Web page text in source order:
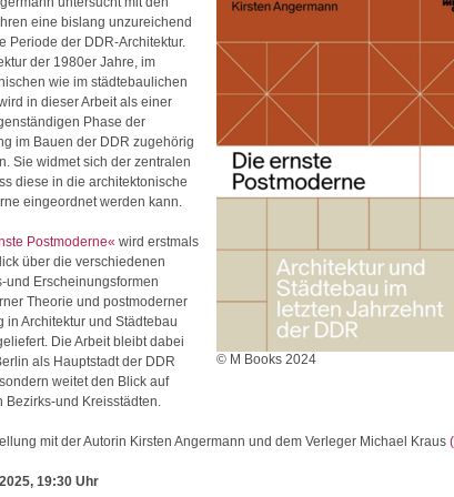
© M Books 2024
eine bislang unzureichend
Periode der DDR-Architektur.
der 1980er Jahre, im
wie im städtebaulichen
in dieser Arbeit als einer
Phase der
im Bauen der DDR zugehörig
Sie widmet sich der zentralen
diese in die architektonische
eingeordnet werden kann.
Postmoderne« wird erstmals
über die verschiedenen
und Erscheinungsformen
Theorie und postmoderner
in Architektur und Städtebau
Die Arbeit bleibt dabei
als Hauptstadt der DDR
weitet den Blick auf
Bezirks-und Kreisstädten.
mit der Autorin Kirsten Angermann und dem Verleger Michael Kraus
19:30 Uhr